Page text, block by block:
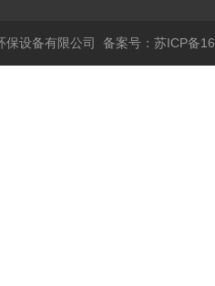
保设备有限公司 备案号：苏ICP备